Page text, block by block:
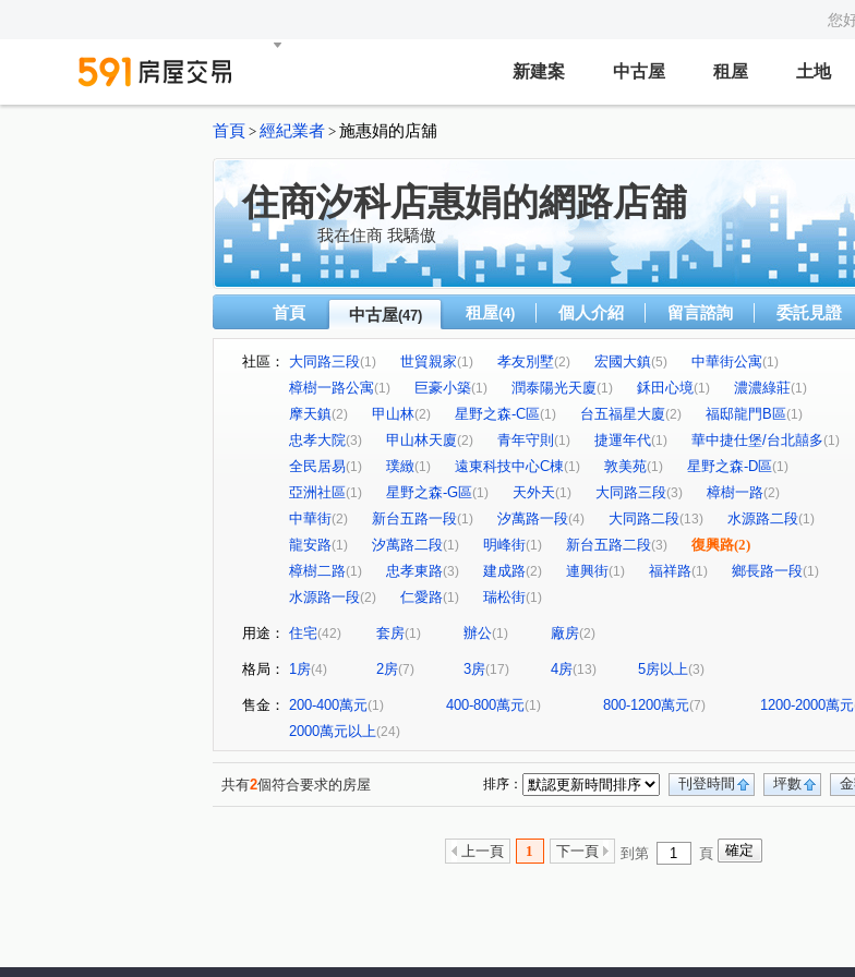
您
新建案 中古屋 租屋 土地
首頁 > 經紀業者 > 施惠娟的店舖
住商汐科店惠娟的網路店舖
我在住商 我驕傲
首頁 中古屋(47) 租屋(4) 個人介紹 留言諮詢 委託見證
社區： 大同路三段(1) 世貿親家(1) 孝友別墅(2) 宏國大鎮(5) 中華街公寓(1)
樟樹一路公寓(1) 巨豪小築(1) 潤泰陽光天廈(1) 鉌田心境(1) 濃濃綠莊(1)
摩天鎮(2) 甲山林(2) 星野之森-C區(1) 台五福星大廈(2) 福邸龍門B區(1)
忠孝大院(3) 甲山林天廈(2) 青年守則 (1) 捷運年代(1) 華中捷仕堡/台北囍多(1)
全民居易(1) 璞緻(1) 遠東科技中心C棟(1) 敦美苑(1) 星野之森-D區(1)
亞洲社區(1) 星野之森-G區(1) 天外天(1) 大同路三段(3) 樟樹一路(2)
中華街(2) 新台五路一段(1) 汐萬路一段(4) 大同路二段(13) 水源路二段(1)
龍安路(1) 汐萬路二段(1) 明峰街(1) 新台五路二段(3) 復興路(2)
樟樹二路(1) 忠孝東路(3) 建成路(2) 連興街(1) 福祥路(1) 鄉長路一段(1)
水源路一段(2) 仁愛路(1) 瑞松街(1)
用途： 住宅(42) 套房(1) 辦公(1) 廠房(2)
格局： 1房(4) 2房(7) 3房(17) 4房(13) 5房以上(3)
售金： 200-400萬元(1) 400-800萬元(1) 800-1200萬元(7) 1200-2000萬元
2000萬元以上(24)
共有2個符合要求的房屋 坪數
刊登時間
排序：
上一頁 1 下一頁 到第 頁